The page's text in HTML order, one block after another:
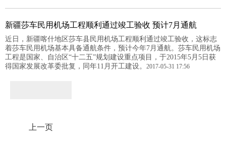
新疆莎车民用机场工程顺利通过竣工验收 预计7月通航
近日，新疆喀什地区莎车县民用机场工程顺利通过竣工验收，这标志
着莎车民用机场基本具备通航条件，预计今年7月通航。莎车民用机场
工程是国家、自治区“十二五”规划建设重点项目，于2015年5月5日获
得国家发展改革委批复，同年11月开工建设。 2017-05-31 17:56
上一页